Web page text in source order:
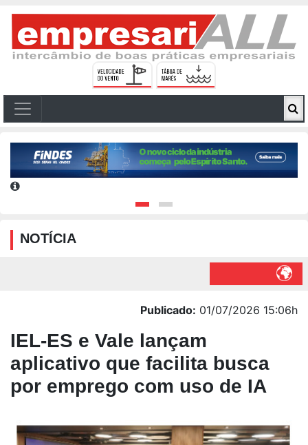
NOTÍCIA
Publicado: 01/07/2026 15:06h
IEL-ES e Vale lançam
aplicativo que facilita busca
por emprego com uso de IA